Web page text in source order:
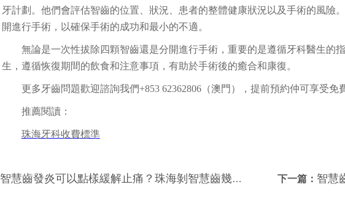
牙計劃。他們會評估智齒的位置、狀況、患者的整體健康狀況以及手術的風險
開進行手術，以確保手術的成功和最小的不適。
無論是一次性拔除四顆智齒還是分開進行手術，重要的是遵循牙科醫生的
生，遵循恢復期間的飲食和注意事項，有助於手術後的癒合和康復。
更多牙齒問題歡迎諮詢我們+853 62362806（澳門），提前預約仲可享受免
推薦閱讀：
珠海牙科收費標準
智慧齒發炎可以點樣緩解止痛？珠海剝智慧齒幾錢？ 下一篇： 智慧